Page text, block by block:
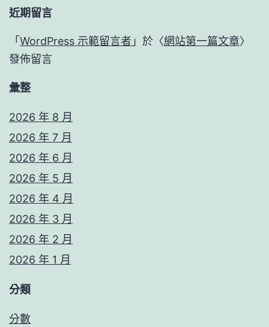
近期留言
「 WordPress 示範留言者 」於〈網站第一篇文章〉
發佈留言
彙整
2026 年 8 月
2026 年 7 月
2026 年 6 月
2026 年 5 月
2026 年 4 月
2026 年 3 月
2026 年 2 月
2026 年 1 月
分類
分數